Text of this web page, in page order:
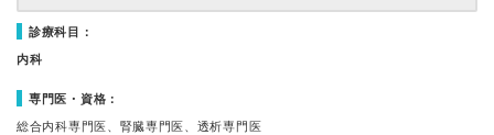
診療科目：
内科
専門医・資格：
総合内科専門医、腎臓専門医、透析専門医